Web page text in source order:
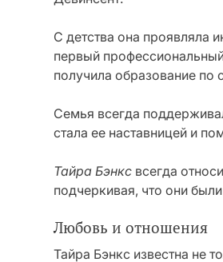
С детства она проявляла
первый
получила образование
Семья всегда
стала ее наставницей и
Тайра Бэнкс всегда
подчеркивая, что они
Любовь и отношения
Тайра Бэнкс известна не